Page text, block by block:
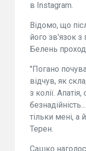
в Instagram.
Відомо, що
його зв'язок
Белень
"Погано
відчув, як
з колії. Апатія,
тільки мені, а
Терен.
Сашко